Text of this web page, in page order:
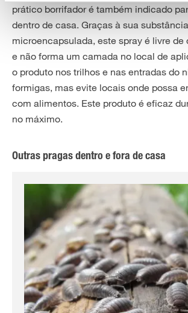
prático borrifador é também indicado
dentro de casa. Graças à sua
microencapsulada, este spray é livre de
e não forma um camada no local de
o produto nos trilhos e nas entradas do
formigas, mas evite locais onde possa
com alimentos. Este produto é eficaz
no máximo.
Outras pragas dentro e fora de casa